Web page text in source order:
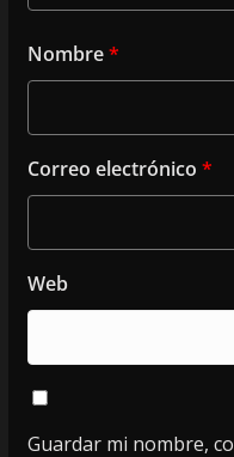
Nombre*
Correo electrónico *
Web
Guardar mi nombre,